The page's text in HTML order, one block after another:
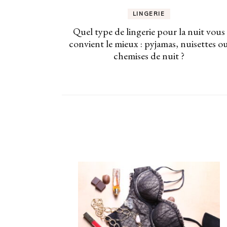
LINGERIE
Quel type de lingerie pour la nuit vous
convient le mieux : pyjamas, nuisettes
chemises de nuit ?